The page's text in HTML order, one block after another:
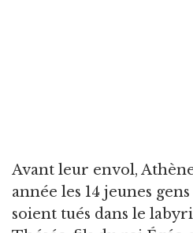
Avant leur envol,
année les 14 jeunes
soient tués dans le